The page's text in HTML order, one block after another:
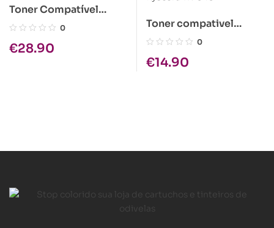
Toner Compatível
Epson C1100 Magenta
0
€28.90
Toner compativel
Kyocera TK-340
0
€14.90